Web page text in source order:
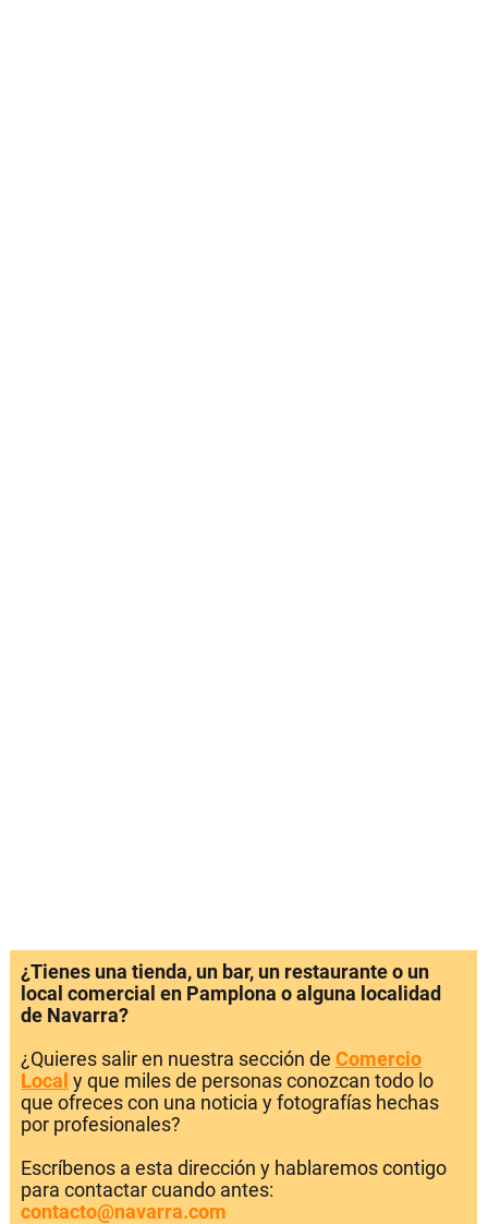
¿Tienes una tienda, un bar, un restaurante o un
local comercial en Pamplona o alguna localidad
de Navarra?
¿Quieres salir en nuestra sección de Comercio
Local y que miles de personas conozcan todo lo
que ofreces con una noticia y fotografías hechas
por profesionales?
Escríbenos a esta dirección y hablaremos contigo
para contactar cuando antes:
contacto@navarra.com